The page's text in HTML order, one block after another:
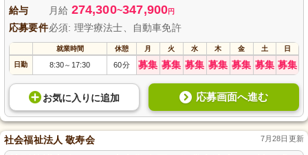
給与 月給 274,300~347,900円
応募要件必須: 理学療法士、自動車免許
就業時間 休憩 月 火 水 木 金 土 日
日勤 8:30～ 17:30 60分 募集 募集 募集 募集 募集 募集 募集
お気に入り に追加 応募画面へ進む
社会福祉法人 敬寿会 7月28日更新